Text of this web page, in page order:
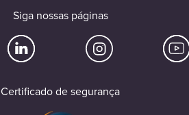
Siga nossas páginas
Certificado de segurança